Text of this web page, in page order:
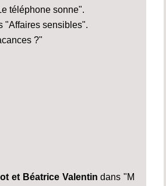
téléphone sonne".
"Affaires sensibles".
?"
et Béatrice Valentin dans "M